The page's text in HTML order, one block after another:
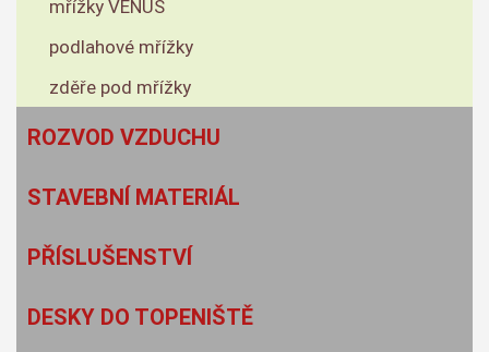
mřížky VENUS
podlahové mřížky
zděře pod mřížky
ROZVOD VZDUCHU
STAVEBNÍ MATERIÁL
PŘÍSLUŠENSTVÍ
DESKY DO TOPENIŠTĚ